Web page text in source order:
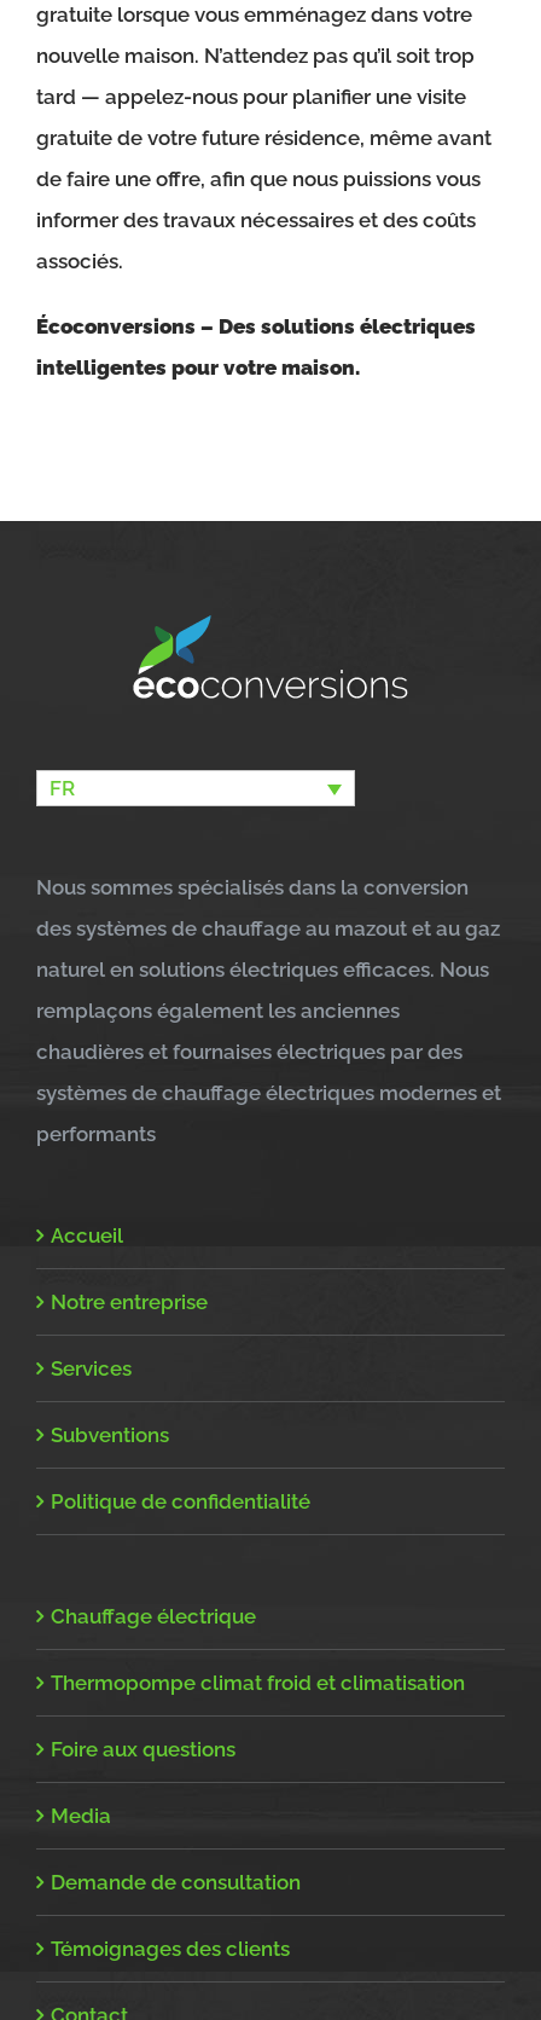
gratuite lorsque vous emménagez dans votre
nouvelle maison. N’attendez pas qu’il soit trop
tard — appelez-nous pour planifier une visite
gratuite de votre future résidence, même avant
de faire une offre, afin que nous puissions vous
informer des travaux nécessaires et des coûts
associés.
Écoconversions – Des solutions électriques
intelligentes pour votre maison.
FR
Nous sommes spécialisés dans la conversion
des systèmes de chauffage au mazout et au gaz
naturel en solutions électriques efficaces. Nous
remplaçons également les anciennes
chaudières et fournaises électriques par des
systèmes de chauffage électriques modernes et
performants
Accueil
Notre entreprise
Services
Subventions
Politique de confidentialité
Chauffage électrique
Thermopompe climat froid et climatisation
Foire aux questions
Media
Demande de consultation
Témoignages des clients
Contact